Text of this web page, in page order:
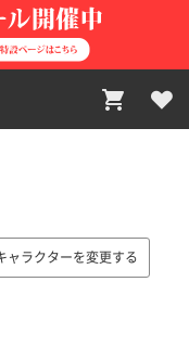
ャラクターを変更する